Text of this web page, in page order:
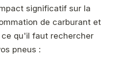
significatif sur la
de carburant et
qu'il faut rechercher
pneus :